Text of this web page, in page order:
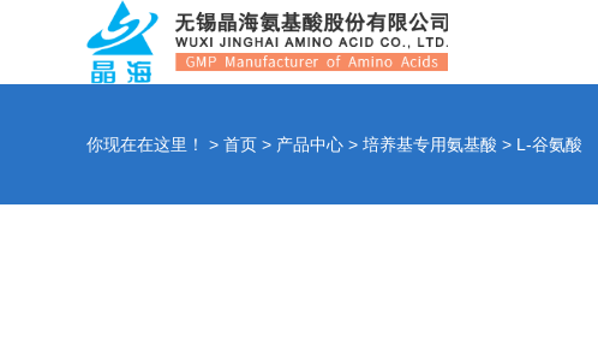
你现在在这里！ > 首页 > 产品中心 > 培养基专用氨基酸 > L-谷氨酸